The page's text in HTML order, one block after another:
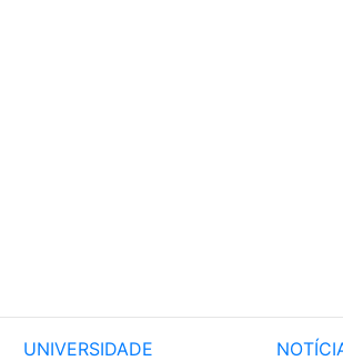
UNIVERSIDADE